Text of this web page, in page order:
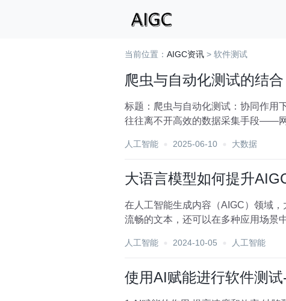
当前位置： AIGC资讯 > 软件测试
爬虫与自动化测试的结合
标题：爬虫与自动化测试：协同作用
往往离不开高效的数据采集手段——
人工智能 2025-06-10 大数据
大语言模型如何提升
在人工智能生成内容（AIGC）领域
流畅的文本，还可以在多种应用场景
人工智能 2024-10-05 人工智能
使用AI赋能进行软件测